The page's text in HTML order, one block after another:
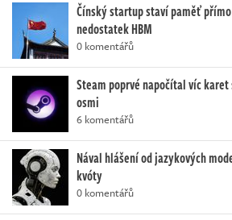
Čínský startup staví paměť
nedostatek HBM
0 komentářů
Steam poprvé napočítal víc karet
osmi
6 komentářů
Nával hlášení od jazykových
kvóty
0 komentářů